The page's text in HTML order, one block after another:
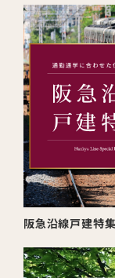
阪急沿線戸建特集